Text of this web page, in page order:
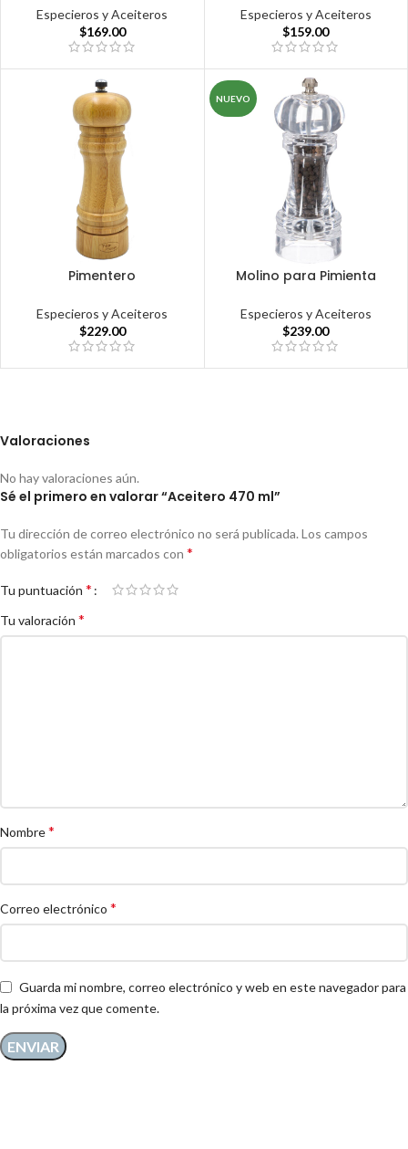
Especieros y Aceiteros
$169.00
Especieros y Aceiteros
$159.00
Pimentero
Especieros y Aceiteros
$229.00
NUEVO
Molino para Pimienta
Especieros y Aceiteros
$239.00
Valoraciones
No hay valoraciones aún.
Sé el primero en valorar “Aceitero 470 ml”
Tu dirección de correo electrónico no será publicada. Los campos
obligatorios están marcados con *
Tu puntuación *
Tu valoración *
Nombre*
Correo electrónico *
Guarda mi nombre, correo electrónico y web en este navegador para
la próxima vez que comente.